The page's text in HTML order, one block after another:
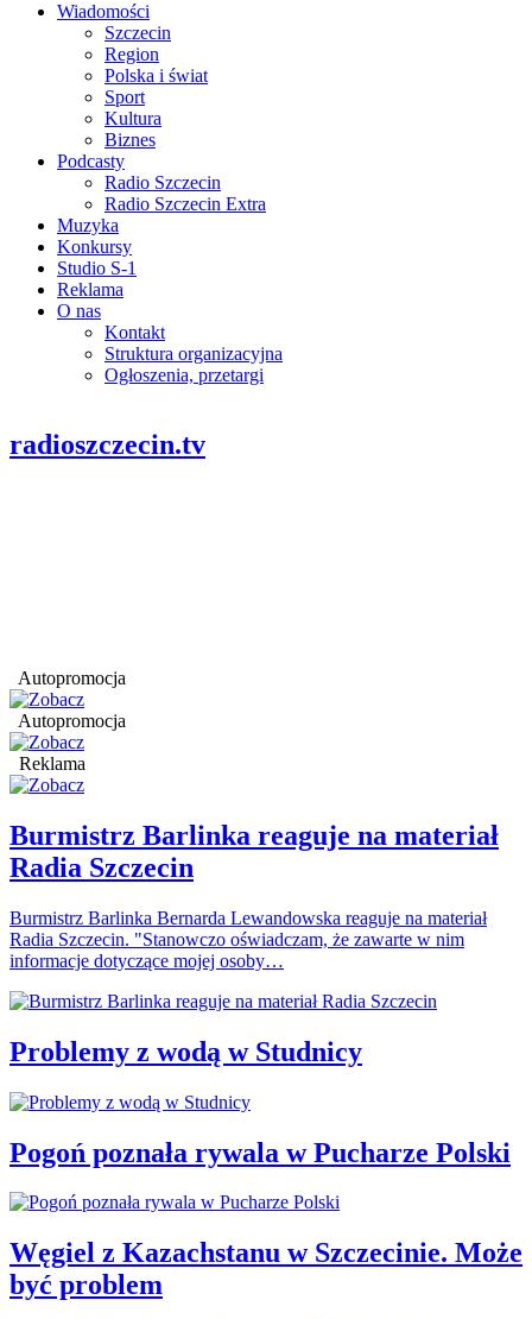
Wiadomości
Szczecin
Region
Polska i świat
Sport
Kultura
Biznes
Podcasty
Radio Szczecin
Radio Szczecin Extra
Muzyka
Konkursy
Studio S-1
Reklama
O nas
Kontakt
Struktura organizacyjna
Ogłoszenia, przetargi
radioszczecin.tv
Autopromocja
Autopromocja
Reklama
Burmistrz Barlinka reaguje na materiał
Radia Szczecin
Burmistrz Barlinka Bernarda Lewandowska reaguje na materiał
Radia Szczecin. "Stanowczo oświadczam, że zawarte w nim
informacje dotyczące mojej osoby…
Problemy z wodą w Studnicy
Pogoń poznała rywala w Pucharze Polski
Węgiel z Kazachstanu w Szczecinie. Może
być problem